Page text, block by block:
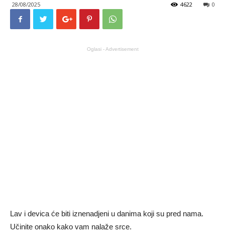
28/08/2025 0
4622
Oglasi - Advertisement
Lav i devica će biti iznenadjeni u danima koji su pred nama.
Učinite onako kako vam nalaže srce.